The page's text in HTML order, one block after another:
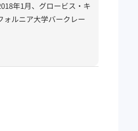
年1月、グロービス・キ
ォルニア大学バークレー